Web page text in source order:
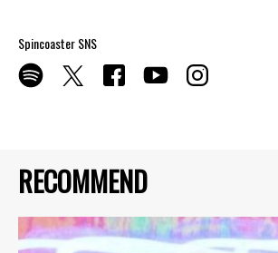
RECOMMEND
Spincoaster SNS